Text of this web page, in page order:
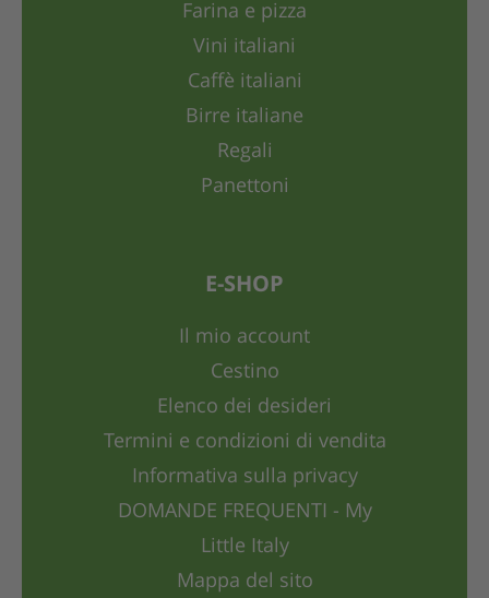
Farina e pizza
Vini italiani
Caffè italiani
Birre italiane
Regali
Panettoni
E-SHOP
Il mio account
Cestino
Elenco dei desideri
Termini e condizioni di vendita
Informativa sulla privacy
DOMANDE FREQUENTI - My
Little Italy
Mappa del sito